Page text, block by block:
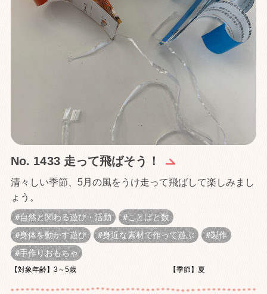
No. 1433 走って飛ばそう！
清々しい季節、5月の風をうけ走って飛ばして楽しみまし
ょう。
自然と関わる遊び・活動
ことばと数
身体を動かす遊び
身近な素材で作って遊ぶ
製作
手作りおもちゃ
【対象年齢】3～5歳 【季節】夏